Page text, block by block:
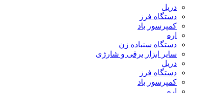
دریل
دستگاه فرز
کمپرسور باد
اره
دستگاه سنباده زن
سایر ابزار برقی و شارژی
دریل
دستگاه فرز
کمپرسور باد
اره